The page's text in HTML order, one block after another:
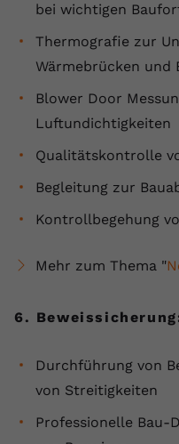
bei wichtigen
Thermografie zur
Wärmebrücken und
Blower Door
Luftundichtigkeiten
Qualitätskontrolle
Begleitung zur
Kontrollbegehung
Mehr zum Thema "
6.
Durchführung von
von Streitigkeiten
Professionelle Bau-